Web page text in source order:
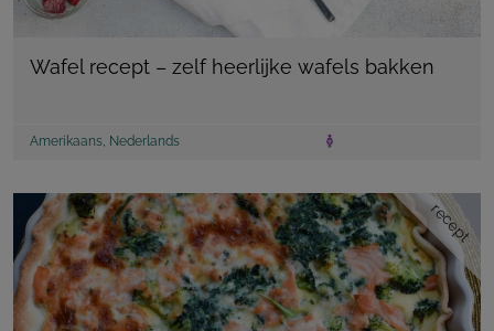
Wafel recept – zelf heerlijke wafels bakken
Amerikaans, Nederlands
recept